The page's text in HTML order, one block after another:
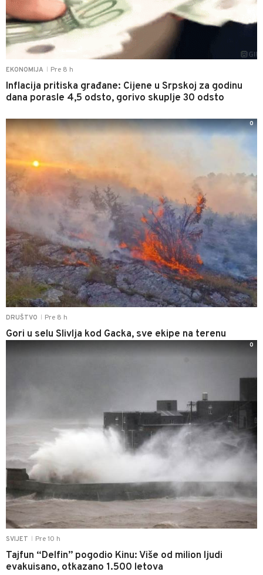
EKONOMIJA Pre 8 h
Inflacija pritiska građane: Cijene u Srpskoj za godinu
dana porasle 4,5 odsto, gorivo skuplje 30 odsto
DRUŠTVO Pre 8 h
Gori u selu Slivlja kod Gacka, sve ekipe na terenu
0
SVIJET Pre 10 h
Tajfun “Delfin” pogodio Kinu: Više od milion ljudi
evakuisano, otkazano 1.500 letova
0